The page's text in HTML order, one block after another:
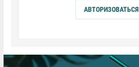
АВТОРИЗОВАТЬСЯ